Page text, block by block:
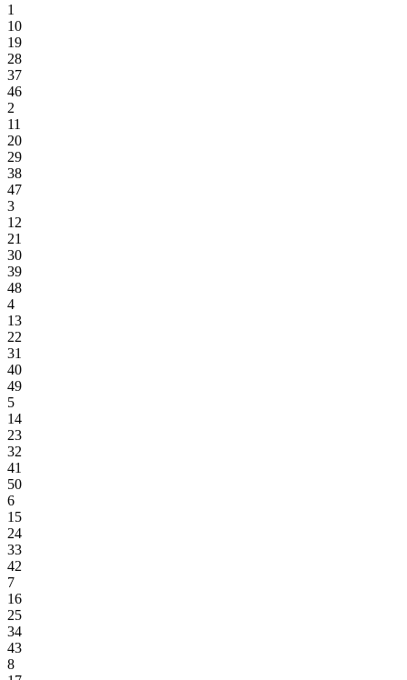
1
10
19
28
37
46
2
11
20
29
38
47
3
12
21
30
39
48
4
13
22
31
40
49
5
14
23
32
41
50
6
15
24
33
42
7
16
25
34
43
8